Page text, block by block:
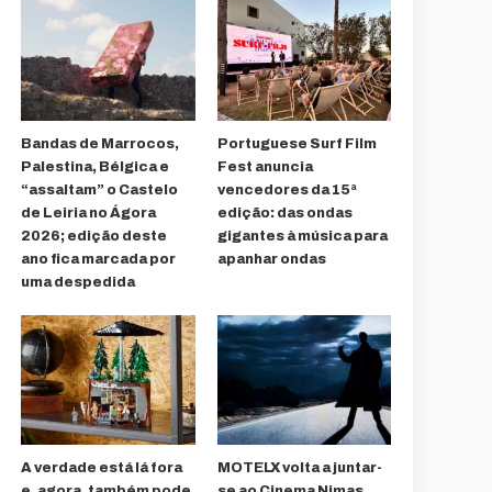
Bandas de Marrocos,
Palestina, Bélgica e
“assaltam” o Castelo
de Leiria no Ágora
2026; edição deste
ano fica marcada por
uma despedida
Portuguese Surf Film
Fest anuncia
vencedores da 15ª
edição: das ondas
gigantes à música para
apanhar ondas
A verdade está lá fora
MOTELX volta a juntar-